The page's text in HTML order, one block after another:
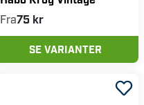
Fra75 kr
SE VARIANTER